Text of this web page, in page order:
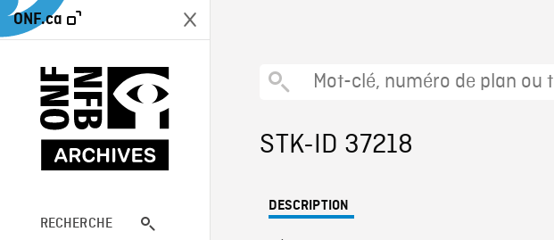
ONF.ca
RECHERCHE
STK-ID 37218
DESCRIPTION